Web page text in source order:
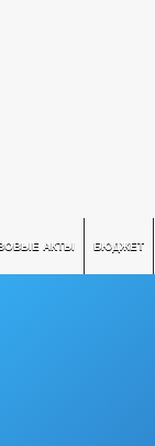
АКТЫ БЮДЖЕТ